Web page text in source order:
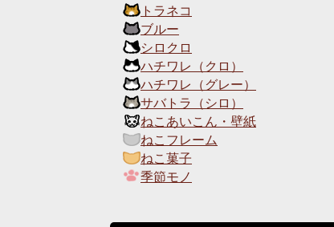
トラネコ
ブルー
シロクロ
ハチワレ（クロ）
ハチワレ（グレー）
サバトラ（シロ）
ねこあいこん・壁紙
ねこフレーム
ねこ菓子
季節モノ